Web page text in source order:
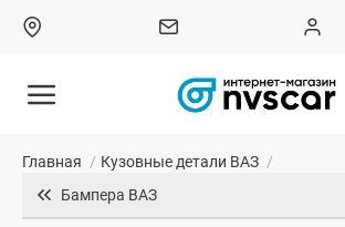
Главная / Кузовные детали ВАЗ /
Бампера ВАЗ